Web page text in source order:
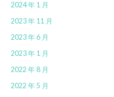
2024 年 1 月
2023 年 11 月
2023 年 6 月
2023 年 1 月
2022 年 8 月
2022 年 5 月